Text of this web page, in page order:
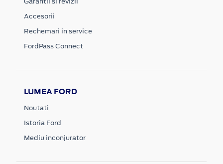
Accesorii
Rechemari in service
FordPass Connect
LUMEA FORD
Noutati
Istoria Ford
Mediu inconjurator